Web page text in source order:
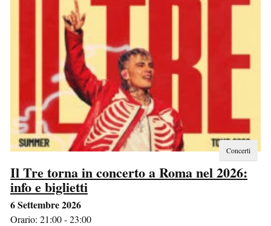
Concerti
Il Tre torna in concerto a Roma nel 2026:
info e biglietti
6 Settembre 2026
Orario: 21:00 - 23:00